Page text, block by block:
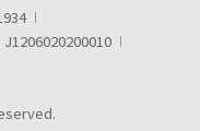
J1206020200010